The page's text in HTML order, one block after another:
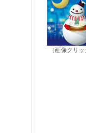
（画像クリ